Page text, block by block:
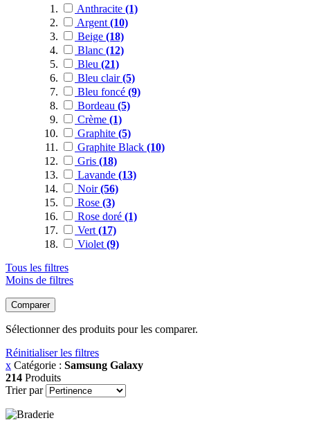
Anthracite (1)
Argent (10)
Beige (18)
Blanc (12)
Bleu (21)
Bleu clair(5)
Bleu foncé (9)
Bordeau (5)
Crème (1)
Graphite (5)
Graphite Black (10)
Gris (18)
Lavande (13)
Noir(56)
Rose (3)
Rose doré (1)
Vert (17)
Violet (9)
Tous les filtres
Moins de filtres
Comparer
Sélectionner des produits pour les comparer.
Réinitialiser les filtres
x Catégorie : Samsung Galaxy
214 Produits
Trier par